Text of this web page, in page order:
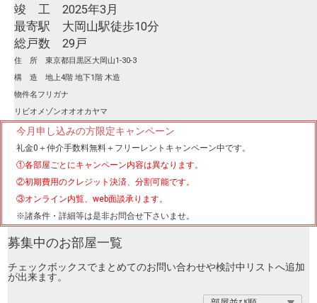
竣 工 2025年3月
最寄駅 大岡山駅徒歩10分
総戸数 29戸
住 所 東京都目黒区大岡山1-30-3
構 造 地上4階 地下1階 木造
物件名フリガナ
リビオメゾンオオオカヤマ
今月申し込みの方限定キャンペーン
礼金0 ＋ 仲介手数料無料 ＋ フリーレント キャンペーン中です。
①各部屋ごとにキャンペーン内容は異なります。
②初期費用のクレジット決済、分割可能です。
③オンライン内覧、web面談承ります。
※諸条件・詳細等は是非お問合せ下さいませ。
募集中のお部屋一覧
チェックボックスでまとめてのお問い合わせや検討中リストへ追加
が出来ます。